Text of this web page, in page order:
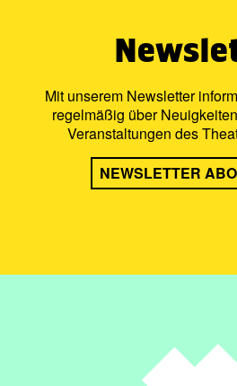
Mit unserem Newsletter
regelmäßig über
Veranstaltungen des
NEWSLETTER